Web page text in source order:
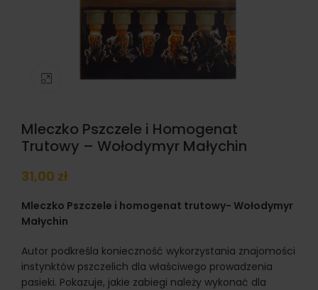
Click to enlarge
Mleczko Pszczele i Homogenat
Trutowy – Wołodymyr Małychin
31,00 zł
Mleczko Pszczele i homogenat trutowy- Wołodymyr
Małychin
Autor podkreśla konieczność wykorzystania znajomości
instynktów pszczelich dla właściwego prowadzenia
pasieki. Pokazuje, jakie zabiegi należy wykonać dla